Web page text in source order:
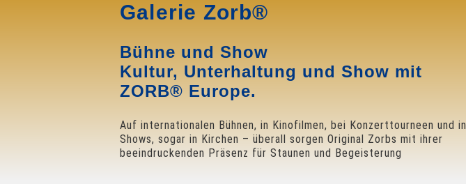
Galerie Zorb®
Bühne und Show
Kultur, Unterhaltung und Show mit
ZORB® Europe.
Auf internationalen Bühnen, in Kinofilmen, bei Konzerttourneen und in
Shows, sogar in Kirchen – überall sorgen Original Zorbs mit ihrer
beeindruckenden Präsenz für Staunen und Begeisterung